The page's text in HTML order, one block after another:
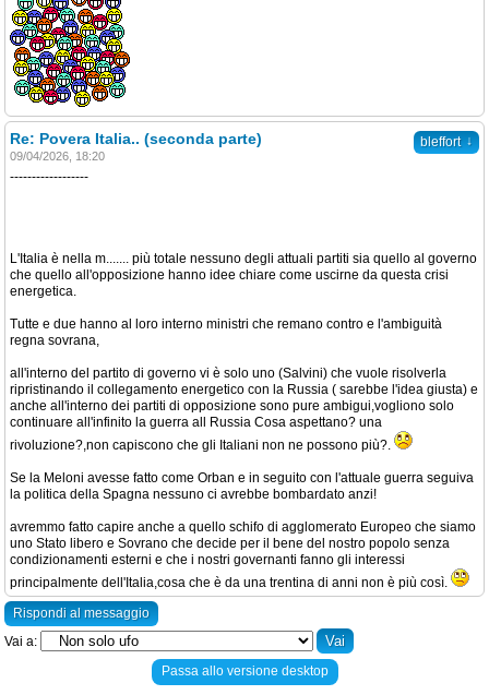
bleffort ↓
Re: Povera Italia.. (seconda parte)
09/04/2026, 18:20
------------------
L'Italia è nella m....... più totale nessuno degli attuali partiti sia quello al governo
che quello all'opposizione hanno idee chiare come uscirne da questa crisi
energetica.
Tutte e due hanno al loro interno ministri che remano contro e l'ambiguità
regna sovrana,
all'interno del partito di governo vi è solo uno (Salvini) che vuole risolverla
ripristinando il collegamento energetico con la Russia ( sarebbe l'idea giusta) e
anche all'interno dei partiti di opposizione sono pure ambigui,vogliono solo
continuare all'infinito la guerra all Russia Cosa aspettano? una
rivoluzione?,non capiscono che gli Italiani non ne possono più?.
Se la Meloni avesse fatto come Orban e in seguito con l'attuale guerra seguiva
la politica della Spagna nessuno ci avrebbe bombardato anzi!
avremmo fatto capire anche a quello schifo di agglomerato Europeo che siamo
uno Stato libero e Sovrano che decide per il bene del nostro popolo senza
condizionamenti esterni e che i nostri governanti fanno gli interessi
principalmente dell'Italia,cosa che è da una trentina di anni non è più così.
Rispondi al messaggio
Vai a:
Passa allo versione desktop